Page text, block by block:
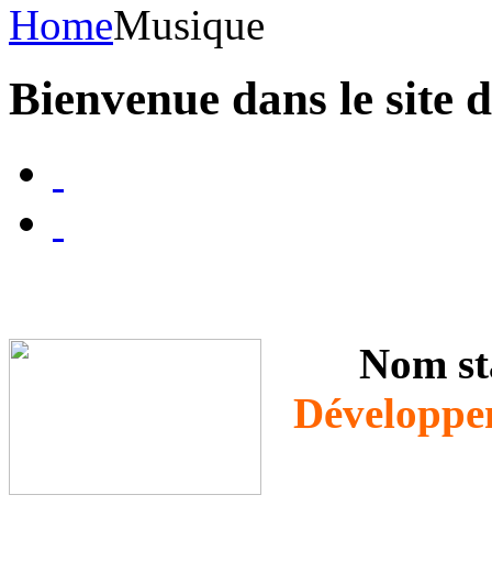
HomeMusique
Bienvenue dans le site
Nom